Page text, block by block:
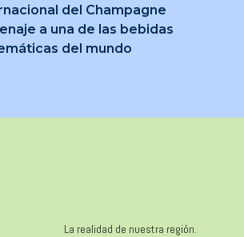
del Champagne
a una de las bebidas
del mundo
La realidad de nuestra región.